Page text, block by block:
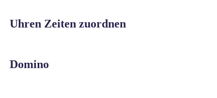
Uhren Zeiten zuordnen
Domino